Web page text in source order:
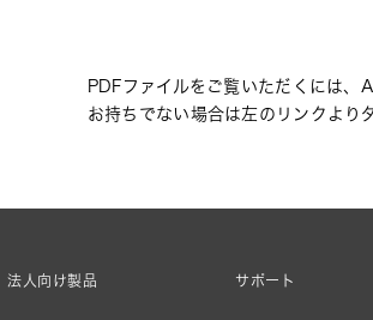
PDFファイルをご覧いただくには、
お持ちでない場合は左のリンクより
法人向け製品 サポート